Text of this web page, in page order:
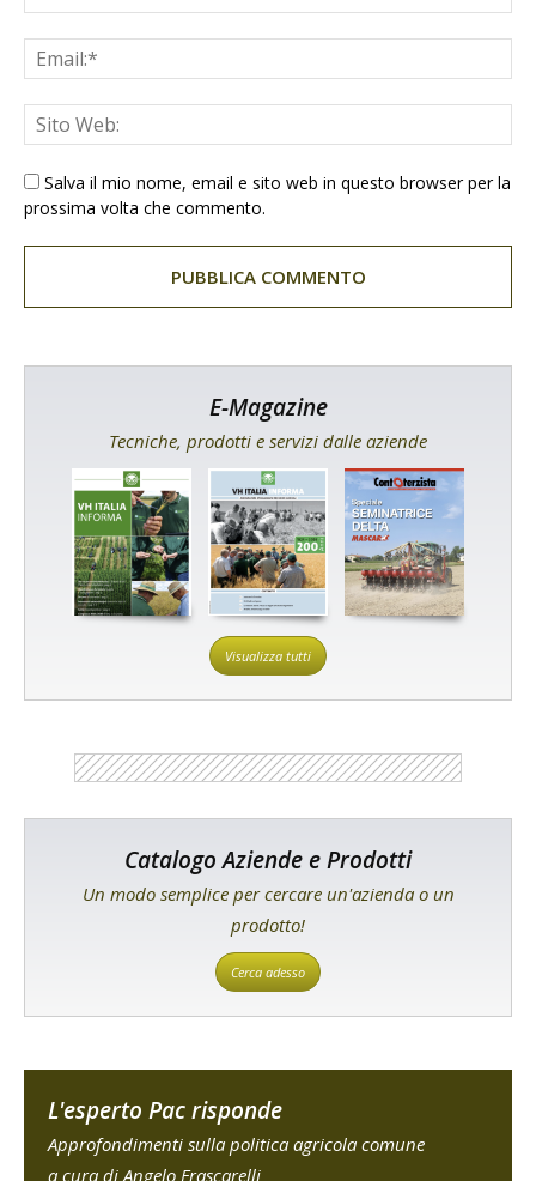
Salva il mio nome, email e sito web in questo browser per la
prossima volta che commento.
E-Magazine
Tecniche, prodotti e servizi dalle aziende
Visualizza tutti
Catalogo Aziende e Prodotti
Un modo semplice per cercare un'azienda o un
prodotto!
Cerca adesso
L'esperto Pac risponde
Approfondimenti sulla politica agricola comune
a cura di Angelo Frascarelli